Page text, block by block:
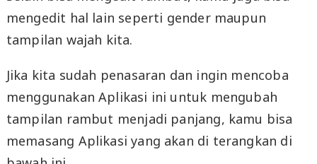
mengedit hal lain seperti gender maupun
tampilan wajah kita.
Jika kita sudah penasaran dan ingin mencoba
menggunakan Aplikasi ini untuk mengubah
tampilan rambut menjadi panjang, kamu bisa
memasang Aplikasi yang akan di terangkan di